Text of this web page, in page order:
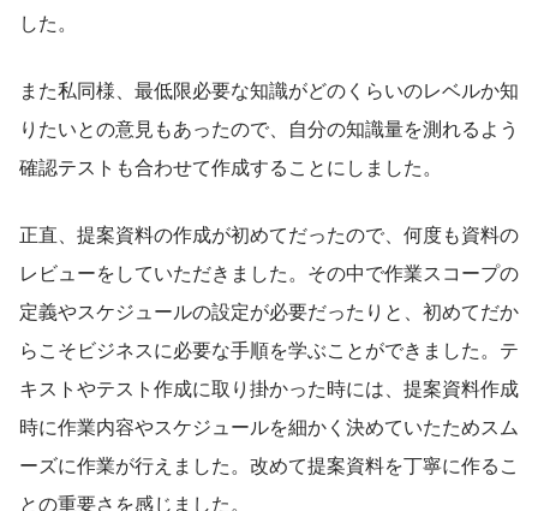
した。
また私同様、最低限必要な知識がどのくらいのレベルか知
りたいとの意見もあったので、自分の知識量を測れるよう
確認テストも合わせて作成することにしました。
正直、提案資料の作成が初めてだったので、何度も資料の
レビューをしていただきました。その中で作業スコープの
定義やスケジュールの設定が必要だったりと、初めてだか
らこそビジネスに必要な手順を学ぶことができました。テ
キストやテスト作成に取り掛かった時には、提案資料作成
時に作業内容やスケジュールを細かく決めていたためスム
ーズに作業が行えました。改めて提案資料を丁寧に作るこ
との重要さを感じました。